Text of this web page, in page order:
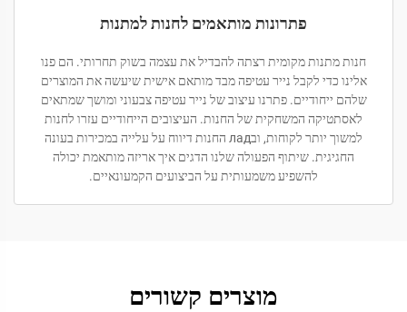
פתרונות מותאמים לחנות למתנות
חנות מתנות מקומית רצתה להבדיל את עצמה בשוק תחרותי. הם פנו
אלינו כדי לקבל נייר עטיפה מבד מותאם אישית שיעשה את המוצרים
שלהם ייחודיים. פתרנו עיצוב של נייר עטיפה צבעוני ומושך שמתאים
לאסתטיקה המשחקית של החנות. העיצובים הייחודיים עזרו לחנות
למשוך יותר לקוחות, ובлад החנות דיווח על עלייה במכירות בעונה
החגיגית. שיתוף הפעולה שלנו הדגים איך אריזה מותאמת יכולה
להשפיע משמעותית על הביצועים הקמעונאיים.
מוצרים קשורים